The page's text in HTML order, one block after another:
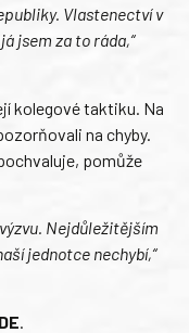
Vlastenectví v
jsem za to ráda,“
kolegové taktiku. Na
na chyby.
pomůže
Nejdůležitějším
jednotce nechybí,“